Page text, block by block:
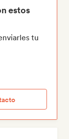
estos
tu